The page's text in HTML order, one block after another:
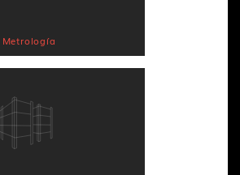
Metrología